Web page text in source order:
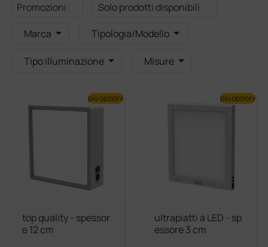
Promozioni
Solo prodotti disponibili
Marca
Tipologia/Modello
Tipo illuminazione Misure
top quality - spessor
e 12 cm
più opzioni
ultrapiatti a LED - sp
essore 3 cm
più opzioni